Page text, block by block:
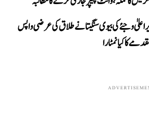
اعلیٰ وجئے کی بیوی سنگیتا نے طلاق کی عرضی واپس
کا کیا نمٹارا